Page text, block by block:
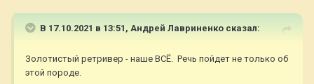
В 17.10.2021 в 13:51, Андрей Лавриненко сказал:
Золотистый ретривер - наше ВСЁ. Речь пойдет не только об
этой породе.